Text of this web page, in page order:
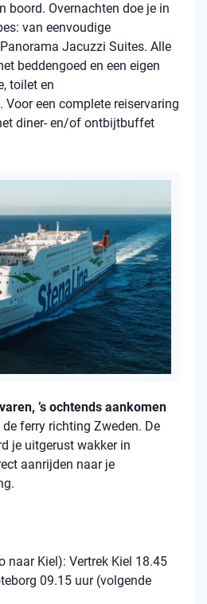
boord. Overnachten doe je in
van eenvoudige
Jacuzzi Suites. Alle
beddengoed en een eigen
toilet en
een complete reiservaring
diner- en/of ontbijtbuffet
’s ochtends aankomen
ferry richting Zweden. De
je uitgerust wakker in
aanrijden naar je
naar Kiel): Vertrek Kiel 18.45
09.15 uur (volgende